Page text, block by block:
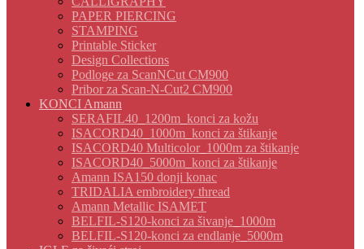
PAPER PIERCING
STAMPING
Printable Sticker
Design Collections
Podloge za ScanNCut CM900
Pribor za Scan-N-Cut2 CM900
KONCI Amann
SERAFIL40_1200m_konci za kožu
ISACORD40_1000m_konci za štikanje
ISACORD40 Multicolor_1000m za štikanje
ISACORD40_5000m_konci za štikanje
Amann ISA150 donji konac
TRIDALIA embroidery thread
Amann Metallic ISAMET
BELFIL-S120-konci za šivanje_1000m
BELFIL-S120-konci za endlanje_5000m